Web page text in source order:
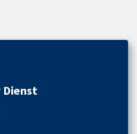
Dienst